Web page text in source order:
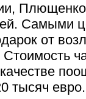
Самыми
от
тысяч евро.